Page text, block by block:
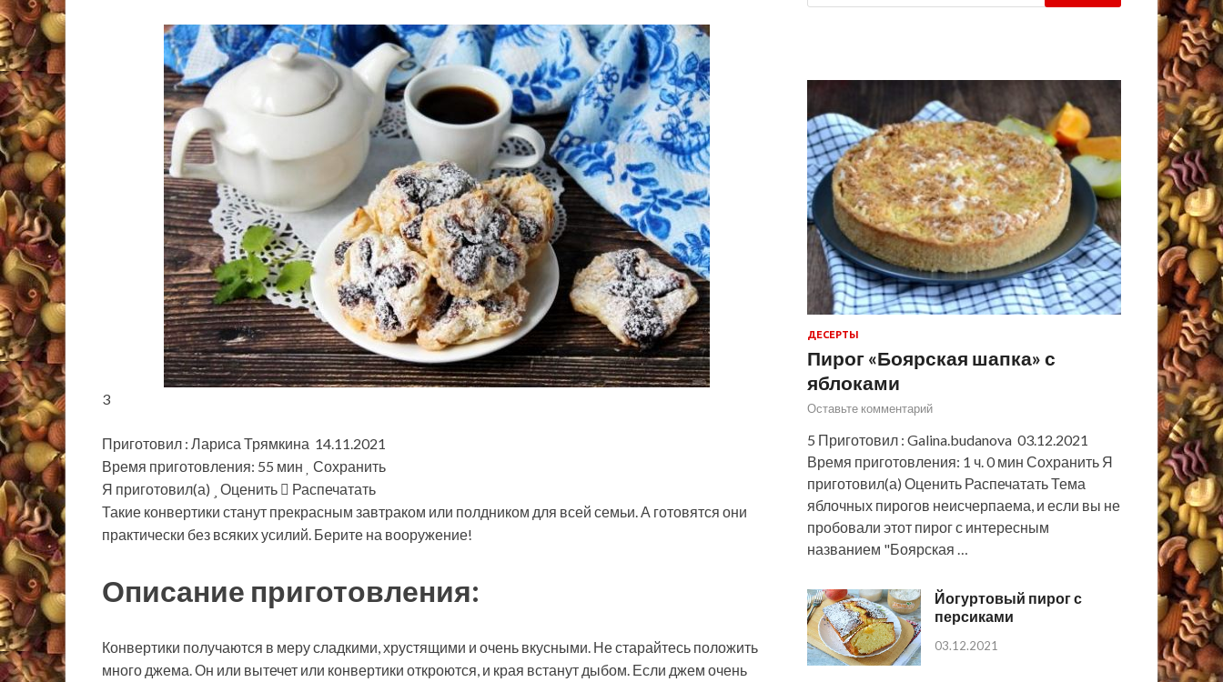
3
Приготовил : Лариса Трямкина 14.11.2021
Время приготовления: 55 мин
Сохранить
Я приготовил(а)
Оценить
Распечатать
Такие конвертики станут прекрасным завтраком или полдником для всей семьи. А готовятся они
практически без всяких усилий. Берите на вооружение!
Описание приготовления:
Конвертики получаются в меру сладкими, хрустящими и очень вкусными. Не старайтесь положить
много джема. Он или вытечет или конвертики откроются, и края встанут дыбом. Если джем очень
ДЕСЕРТЫ
Пирог «Боярская шапка» с
яблоками
Оставьте комментарий
5 Приготовил : Galina.budanova 03.12.2021
Время приготовления: 1 ч. 0 мин Сохранить Я
приготовил(а) Оценить Распечатать Тема
яблочных пирогов неисчерпаема, и если вы не
пробовали этот пирог с интересным
названием "Боярская …
Йогуртовый пирог с
персиками
03.12.2021